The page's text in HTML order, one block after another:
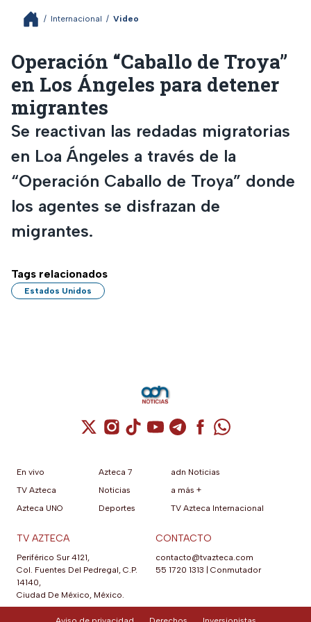
/ Internacional / Video
Operación “Caballo de Troya”
en Los Ángeles para detener
migrantes
Se reactivan las redadas migratorias
en Loa Ángeles a través de la
“Operación Caballo de Troya” donde
los agentes se disfrazan de
migrantes.
Tags relacionados
Estados Unidos
Cuenta de X / Twitter (se abre en una
Cuenta de Instagram (se abre en una
Cuenta de TikTok (se abre en
Cuenta de YouTube (se abre
Cuenta de Telegram (se
Cuenta de
Cuenta de
En vivo
TV Azteca
Azteca UNO
Azteca 7
Noticias
Deportes
adn Noticias
a más +
TV Azteca Internacional
TV AZTECA
Periférico Sur 4121,
Col. Fuentes Del Pedregal, C.P.
14140,
Ciudad De México, México.
CONTACTO
contacto@tvazteca.com
55 1720 1313 | Conmutador